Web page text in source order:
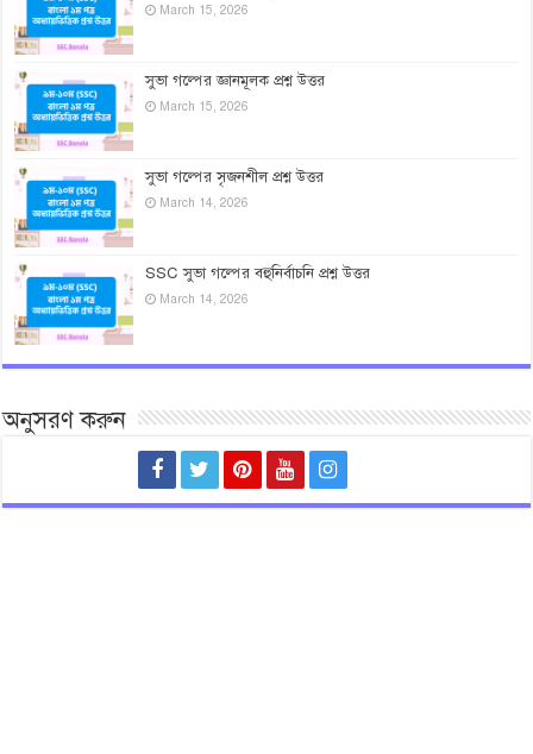
March 15, 2026
সুভা গল্পের জ্ঞানমূলক প্রশ্ন উত্তর
March 15, 2026
সুভা গল্পের সৃজনশীল প্রশ্ন উত্তর
March 14, 2026
SSC সুভা গল্পের বহুনির্বাচনি প্রশ্ন উত্তর
March 14, 2026
অনুসরণ করুন